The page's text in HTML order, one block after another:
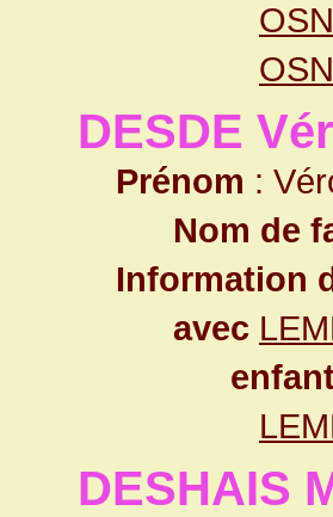
DESDE
Prénom :
Nom de
Information
avec
DESHAIS